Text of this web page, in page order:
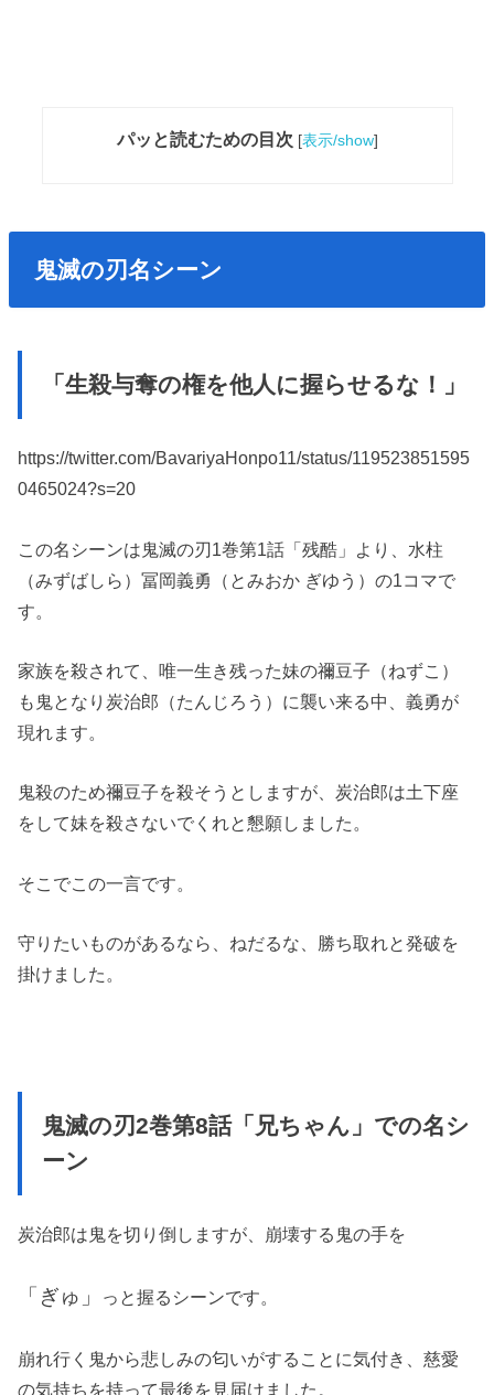
パッと読むための目次 [表示/show]
鬼滅の刃名シーン
「生殺与奪の権を他人に握らせるな！」
https://twitter.com/BavariyaHonpo11/status/119523851595
0465024?s=20
この名シーンは鬼滅の刃1巻第1話「残酷」より、水柱
（みずばしら）冨岡義勇（とみおか ぎゆう）の1コマで
す。
家族を殺されて、唯一生き残った妹の禰豆子（ねずこ）
も鬼となり炭治郎（たんじろう）に襲い来る中、義勇が
現れます。
鬼殺のため禰豆子を殺そうとしますが、炭治郎は土下座
をして妹を殺さないでくれと懇願しました。
そこでこの一言です。
守りたいものがあるなら、ねだるな、勝ち取れと発破を
掛けました。
鬼滅の刃2巻第8話「兄ちゃん」での名シ
ーン
炭治郎は鬼を切り倒しますが、崩壊する鬼の手を
「ぎゅ」 っと握るシーンです。
崩れ行く鬼から悲しみの匂いがすることに気付き、慈愛
の気持ちを持って最後を見届けました。